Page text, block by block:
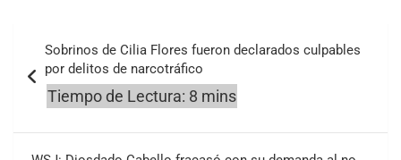
de
entradas
Sobrinos de Cilia Flores fueron declarados culpables
por delitos de narcotráfico